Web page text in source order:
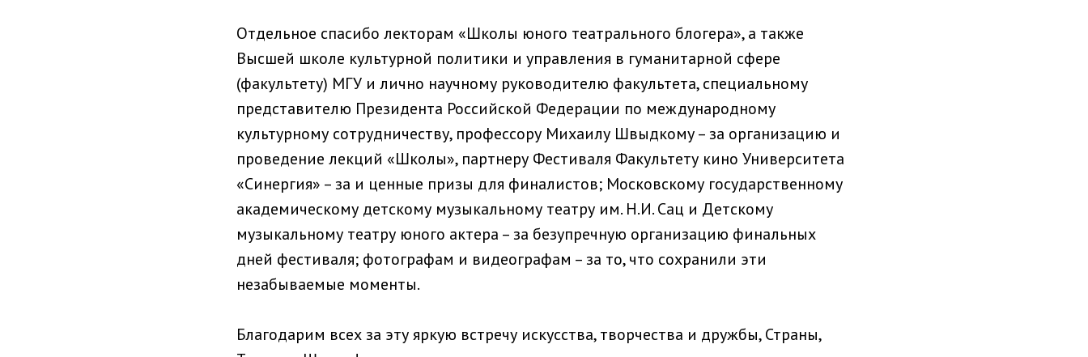
Отдельное спасибо лекторам «Школы юного театрального блогера», а также
Высшей школе культурной политики и управления в гуманитарной сфере
(факультету) МГУ и лично научному руководителю факультета, специальному
представителю Президента Российской Федерации по международному
культурному сотрудничеству, профессору Михаилу Швыдкому – за организацию и
проведение лекций «Школы», партнеру Фестиваля Факультету кино Университета
«Синергия» – за и ценные призы для финалистов; Московскому государственному
академическому детскому музыкальному театру им. Н.И. Сац и Детскому
музыкальному театру юного актера – за безупречную организацию финальных
дней фестиваля; фотографам и видеографам – за то, что сохранили эти
незабываемые моменты.
Благодарим всех за эту яркую встречу искусства, творчества и дружбы, Страны,